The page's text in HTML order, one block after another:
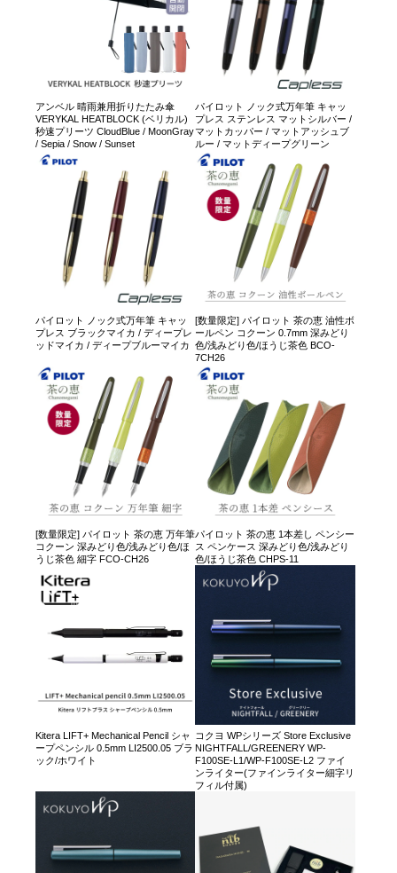
アンベル 晴雨兼用折りたたみ傘
VERYKAL HEATBLOCK (ベリカル)
秒速プリーツ CloudBlue / MoonGray
/ Sepia / Snow / Sunset
パイロット ノック式万年筆 キャッ
プレス ステンレス マットシルバー /
マットカッパー / マットアッシュブ
ルー / マットディープグリーン
パイロット ノック式万年筆 キャッ
プレス ブラックマイカ / ディープレ
ッドマイカ / ディープブルーマイカ
[数量限定] パイロット 茶の恵 油性ボ
ールペン コクーン 0.7mm 深みどり
色/浅みどり色/ほうじ茶色 BCO-
7CH26
[数量限定] パイロット 茶の恵 万年筆
コクーン 深みどり色/浅みどり色/ほ
うじ茶色 細字 FCO-CH26
パイロット 茶の恵 1本差し ペンシー
ス ペンケース 深みどり色/浅みどり
色/ほうじ茶色 CHPS-11
Kitera LIFT+ Mechanical Pencil シャ
ープペンシル 0.5mm LI2500.05 ブラ
ック/ホワイト
コクヨ WPシリーズ Store Exclusive
NIGHTFALL/GREENERY WP-
F100SE-L1/WP-F100SE-L2 ファイ
ンライター(ファインライター細字リ
フィル付属)